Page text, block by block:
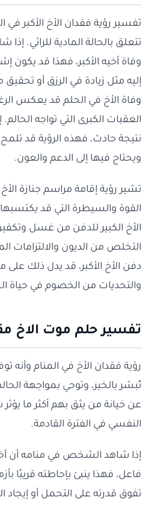
تفسير رؤية فقدان الأخ الأكبر
تتعلق بالحالة المادية للرائي.
وفاة أخيه الأكبر، فهذا قد يكون
إليه مثل زيادة في الرزق أو تحقيق
وفاة الأخ في الحلم قد يعكس
العقبات الكبرى التي تواجه الحالم.
نتيجة حادث، فهذه الرؤية قد
ويحتاج فيها إلى الدعم والعون.
تشير رؤية إقامة مراسم جنازة
القوة والسيطرة التي قد يكتسبها
الأخ الكبير للدفن من غسل
التخلص من الديون والالتزامات
دفن الأخ الأكبر، قد يدل ذلك
والتحديات من الخصوم في حياة
تفسير حلم موت الاخ
رؤية فقدان الأخ في المنام وأنه
تُبشر بالخير، وتوحي بمواجهة
عن خيانة من يثق بهم أكثر ما يؤثر
النفسي في الفترة القادمة.
إذا شاهد الشخص في منامه أن
فاعل، فهذا ينبئ بإحاطته
تفوق قدرته على التحمل أو إيجاد